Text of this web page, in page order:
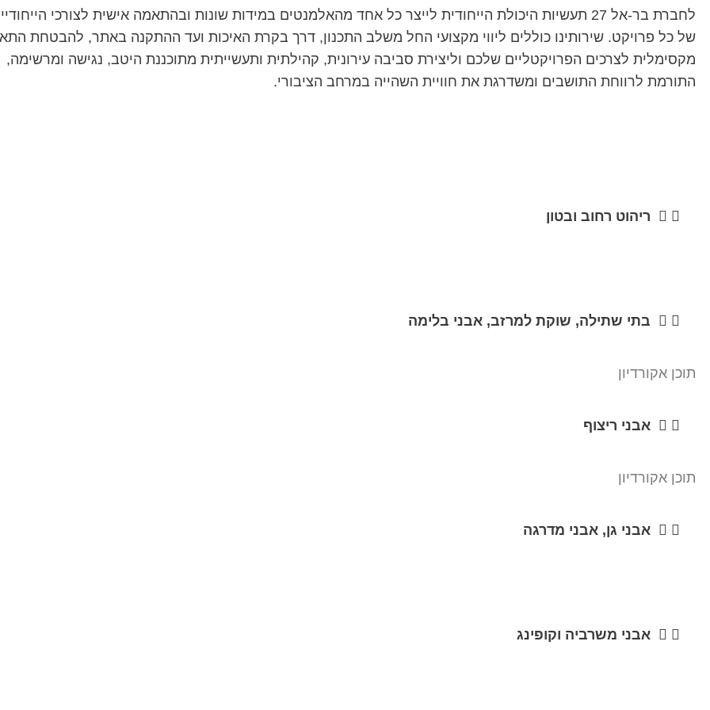
לחברת בר-אל 27 תעשיות היכולת הייחודית לייצר כל אחד מהאלמנטים במידות שונות ובהתאמה אישית לצורכי
של כל פרויקט. שירותינו כוללים ליווי מקצועי החל משלב התכנון, דרך בקרת האיכות ועד ההתקנה באתר, להבטחת
מקסימלית לצרכים הפרויקטליים שלכם וליצירת סביבה עירונית, קהילתית ותעשייתית מתוכננת היטב, נגישה ומרשימה,
התורמת לרווחת התושבים ומשדרגת את חוויית השהייה במרחב הציבורי.
ריהוט רחוב ובטון
בתי שתילה, שוקת למרזב, אבני בלימה
תוכן אקורדיון
אבני ריצוף
תוכן אקורדיון
אבני גן, אבני מדרגה
אבני משרביה וקופינג